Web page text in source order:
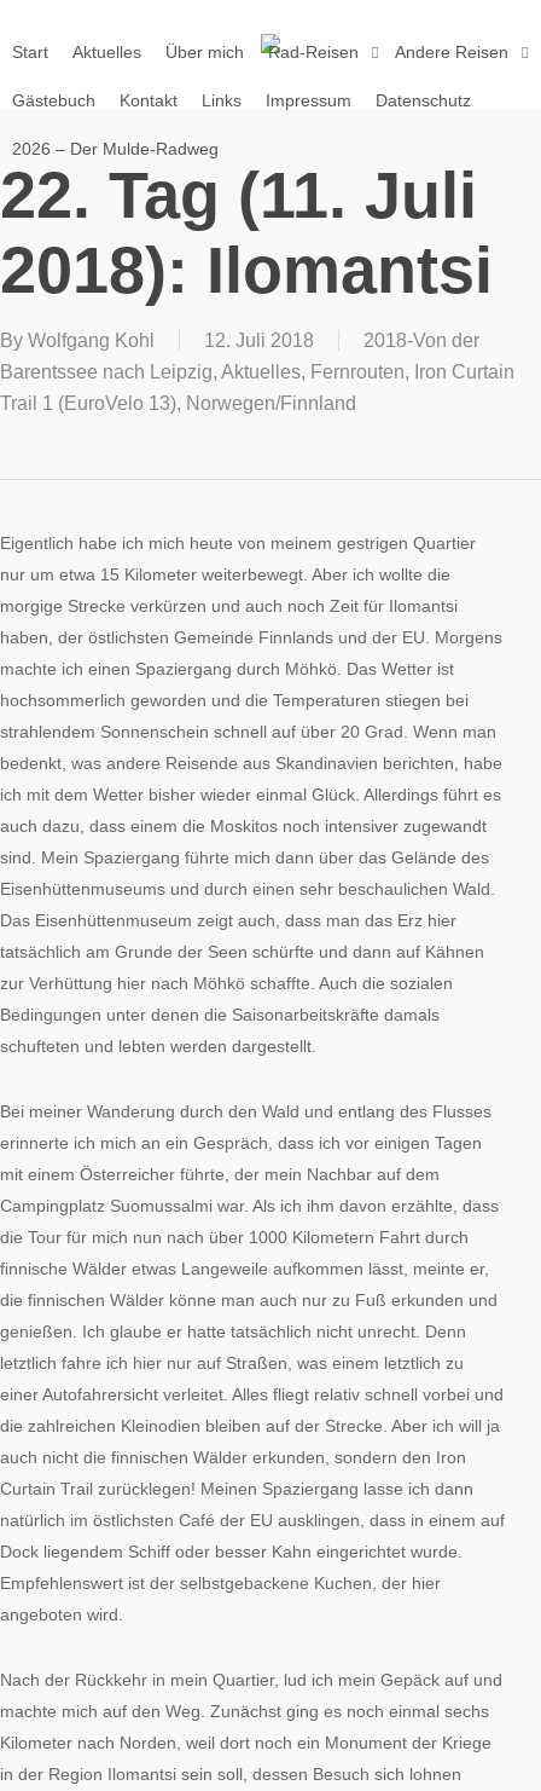
content
Start Aktuelles Über mich Rad-Reisen Andere Reisen
Gästebuch Kontakt Links Impressum Datenschutz
2026 – Der Mulde-Radweg
22. Tag (11. Juli
2018): Ilomantsi
By Wolfgang Kohl 12. Juli 2018
2018-Von der
Barentssee nach Leipzig, Aktuelles, Fernrouten, Iron Curtain
Trail 1 (EuroVelo 13), Norwegen/Finnland
Eigentlich habe ich mich heute von meinem gestrigen Quartier
nur um etwa 15 Kilometer weiterbewegt. Aber ich wollte die
morgige Strecke verkürzen und auch noch Zeit für Ilomantsi
haben, der östlichsten Gemeinde Finnlands und der EU. Morgens
machte ich einen Spaziergang durch Möhkö. Das Wetter ist
hochsommerlich geworden und die Temperaturen stiegen bei
strahlendem Sonnenschein schnell auf über 20 Grad. Wenn man
bedenkt, was andere Reisende aus Skandinavien berichten, habe
ich mit dem Wetter bisher wieder einmal Glück. Allerdings führt es
auch dazu, dass einem die Moskitos noch intensiver zugewandt
sind. Mein Spaziergang führte mich dann über das Gelände des
Eisenhüttenmuseums und durch einen sehr beschaulichen Wald.
Das Eisenhüttenmuseum zeigt auch, dass man das Erz hier
tatsächlich am Grunde der Seen schürfte und dann auf Kähnen
zur Verhüttung hier nach Möhkö schaffte. Auch die sozialen
Bedingungen unter denen die Saisonarbeitskräfte damals
schufteten und lebten werden dargestellt.
Bei meiner Wanderung durch den Wald und entlang des Flusses
erinnerte ich mich an ein Gespräch, dass ich vor einigen Tagen
mit einem Österreicher führte, der mein Nachbar auf dem
Campingplatz Suomussalmi war. Als ich ihm davon erzählte, dass
die Tour für mich nun nach über 1000 Kilometern Fahrt durch
finnische Wälder etwas Langeweile aufkommen lässt, meinte er,
die finnischen Wälder könne man auch nur zu Fuß erkunden und
genießen. Ich glaube er hatte tatsächlich nicht unrecht. Denn
letztlich fahre ich hier nur auf Straßen, was einem letztlich zu
einer Autofahrersicht verleitet. Alles fliegt relativ schnell vorbei und
die zahlreichen Kleinodien bleiben auf der Strecke. Aber ich will ja
auch nicht die finnischen Wälder erkunden, sondern den Iron
Curtain Trail zurücklegen! Meinen Spaziergang lasse ich dann
natürlich im östlichsten Café der EU ausklingen, dass in einem auf
Dock liegendem Schiff oder besser Kahn eingerichtet wurde.
Empfehlenswert ist der selbstgebackene Kuchen, der hier
angeboten wird.
Nach der Rückkehr in mein Quartier, lud ich mein Gepäck auf und
machte mich auf den Weg. Zunächst ging es noch einmal sechs
Kilometer nach Norden, weil dort noch ein Monument der Kriege
in der Region Ilomantsi sein soll, dessen Besuch sich lohnen